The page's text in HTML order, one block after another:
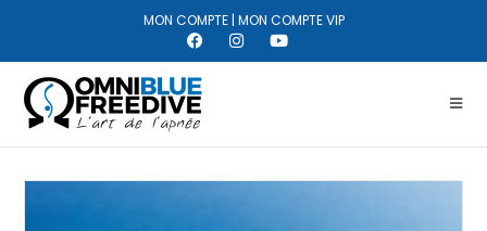
MON COMPTE| MON COMPTE VIP